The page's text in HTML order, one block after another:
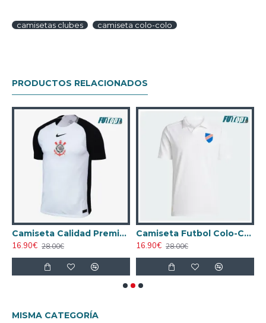
camisetas clubes camiseta colo-colo
PRODUCTOS RELACIONADOS
Camiseta Calidad Premium Corinthians Home Primera Equipación 2025/26
16.90€ 28.00€
Camiseta Futbol Colo-Colo 100 Aniversario Edición 2025
16.90€ 28.00€
MISMA CATEGORÍA